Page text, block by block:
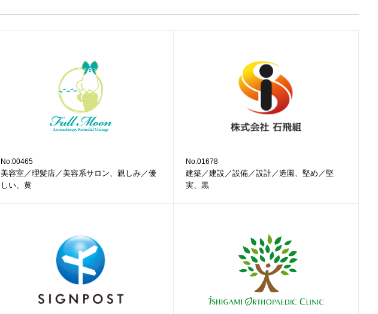
No.00465
美容室／理髪店／美容系サロン、親しみ／優
しい、黄
No.01678
建築／建設／設備／設計／造園、堅め／堅
実、黒